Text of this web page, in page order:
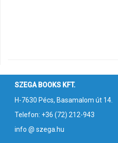
SZEGA BOOKS KFT.
H-7630 Pécs, Basamalom út 14.
Telefon: +36 (72) 212-943
info @ szega.hu